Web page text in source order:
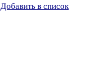
Добавить в список